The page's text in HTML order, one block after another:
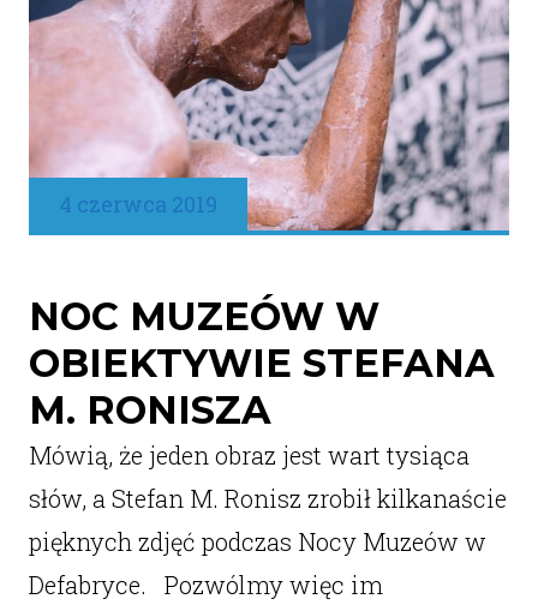
4 czerwca 2019
NOC MUZEÓW W
OBIEKTYWIE STEFANA
M. RONISZA
Mówią, że jeden obraz jest wart tysiąca
słów, a Stefan M. Ronisz zrobił kilkanaście
pięknych zdjęć podczas Nocy Muzeów w
Defabryce. Pozwólmy więc im